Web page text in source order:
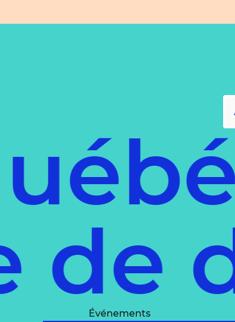
Événements